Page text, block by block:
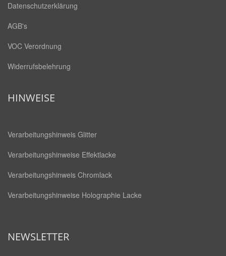
Datenschutzerklärung
AGB's
VOC Verordnung
Widerrufsbelehrung
HINWEISE
Verarbeitungshinweis Glitter
Verarbeitungshinweise Effektlacke
Verarbeitungshinweis Chromlack
Verarbeitungshinweise Holographie Lacke
NEWSLETTER